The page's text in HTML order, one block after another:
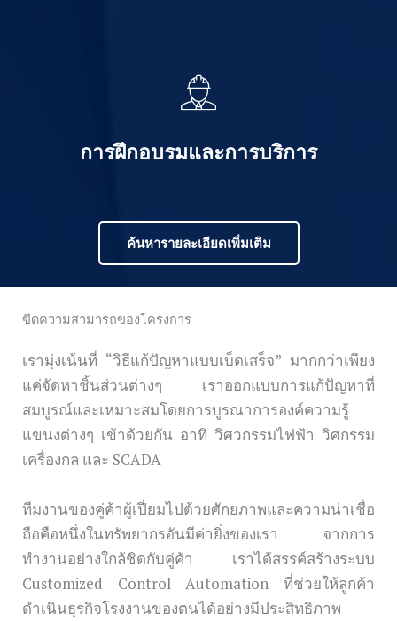
การฝึกอบรมและการบริการ
ค้นหารายละเอียดเพิ่มเติม
ขีดความสามารถของโครงการ
เรามุ่งเน้นที่ “วิธีแก้ปัญหาแบบเบ็ดเสร็จ” มากกว่าเพียง
แค่จัดหาชิ้นส่วนต่างๆ เราออกแบบการแก้ปัญหาที่
สมบูรณ์และเหมาะสมโดยการบูรณาการองค์ความรู้
แขนงต่างๆ เข้าด้วยกัน อาทิ วิศวกรรมไฟฟ้า วิศกรรม
เครื่องกล และ SCADA
ทีมงานของคู่ค้าผู้เปี่ยมไปด้วยศักยภาพและความน่าเชื่อ
ถือคือหนึ่งในทรัพยากรอันมีค่ายิ่งของเรา จากการ
ทำงานอย่างใกล้ชิดกับคู่ค้า เราได้สรรค์สร้างระบบ
Customized Control Automation ที่ช่วยให้ลูกค้า
ดำเนินธุรกิจโรงงานของตนได้อย่างมีประสิทธิภาพ